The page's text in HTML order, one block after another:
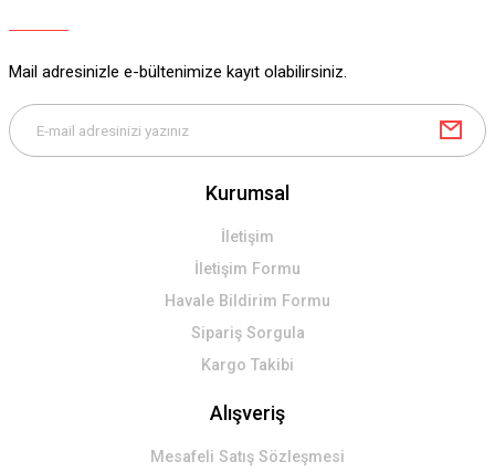
Bu ürüne benzer farklı alternatifler olmalı.
Gönder
Mail adresinizle e-bültenimize kayıt olabilirsiniz.
Kurumsal
İletişim
İletişim Formu
Havale Bildirim Formu
Sipariş Sorgula
Kargo Takibi
Alışveriş
Mesafeli Satış Sözleşmesi